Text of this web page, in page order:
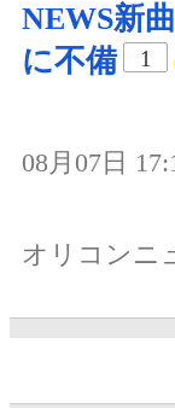
NEWS新
に不備
1
08月07日
オリコンニ